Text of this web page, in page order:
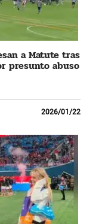
a Matute tras
presunto abuso
2026/01/22